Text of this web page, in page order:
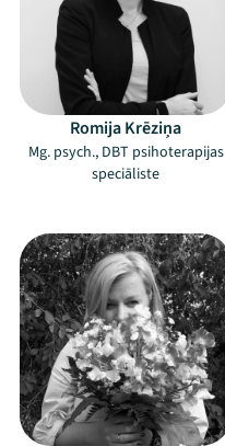
Romija Krēziņa
Mg. psych., DBT psihoterapijas
speciāliste